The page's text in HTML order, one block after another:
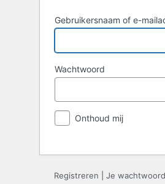
Gebruikersnaam of e-
Wachtwoord
Onthoud mij
Registreren Je